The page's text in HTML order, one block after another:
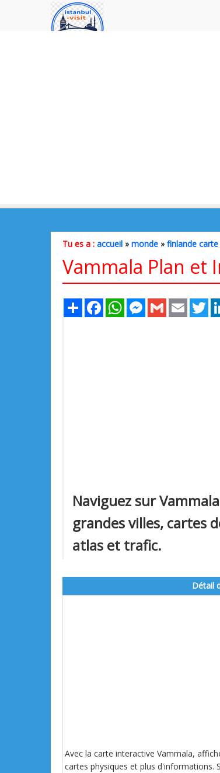
Tu es a : accueil » monde » finlande carte
Vammala Plan et
Share FacebookWhatsAppMessenger
Gmail Email
Naviguez sur
grandes villes, cartes
atlas et trafic.
Détail
Avec la carte interactive Vammala,
cartes physiques et plus d'informations.